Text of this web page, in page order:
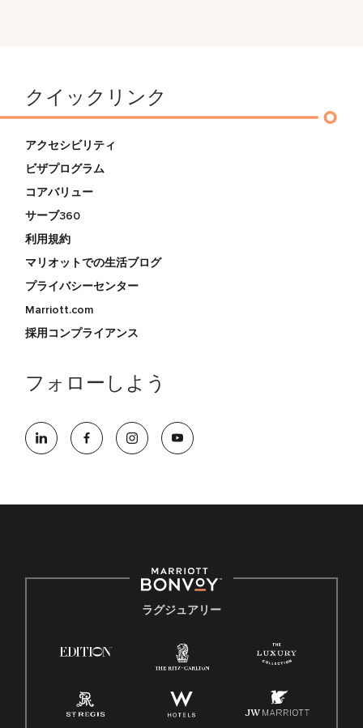
クイックリンク
アクセシビリティ
ビザプログラム
コアバリュー
サーブ360
利用規約
マリオットでの生活ブログ
プライバシーセンター
Marriott.com
採用コンプライアンス
フォローしよう
ラグジュアリー